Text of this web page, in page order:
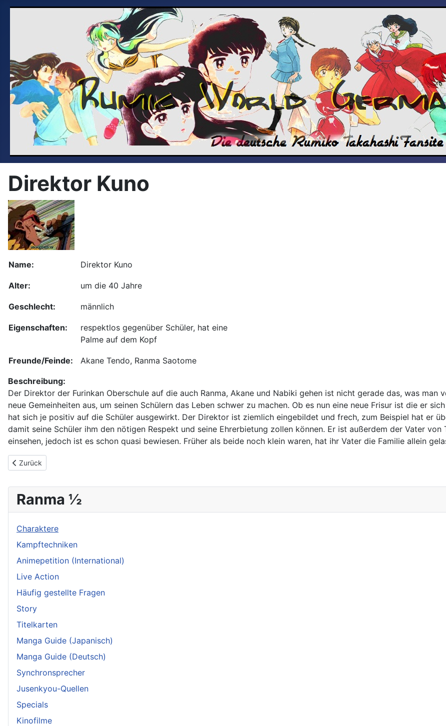
Direktor Kuno
Name: Direktor Kuno
Alter: um die 40 Jahre
Geschlecht: männlich
Eigenschaften:
respektlos gegenüber Schüler, hat eine
Palme auf dem Kopf
Freunde/Feinde: Akane Tendo, Ranma Saotome
Beschreibung:
Der Direktor der Furinkan Oberschule auf die auch Ranma, Akane und Nabiki gehen ist nicht gerade das, was
neue Gemeinheiten aus, um seinen Schülern das Leben schwer zu machen. Ob es nun eine neue Frisur ist die er
hat sich je positiv auf die Schüler ausgewirkt. Der Direktor ist ziemlich eingebildet und frech, zum Beispiel hat er
damit seine Schüler ihm den nötigen Respekt und seine Ehrerbietung zollen können. Er ist außerdem der Vater
einsehen, jedoch ist es schon quasi bewiesen. Früher als beide noch klein waren, hat ihr Vater die Familie allein
Vorheriger Beitrag: Cologne
Zurück
Ranma ½
Charaktere
Kampftechniken
Animepetition (International)
Live Action
Häufig gestellte Fragen
Story
Titelkarten
Manga Guide (Japanisch)
Manga Guide (Deutsch)
Synchronsprecher
Jusenkyou-Quellen
Specials
Kinofilme